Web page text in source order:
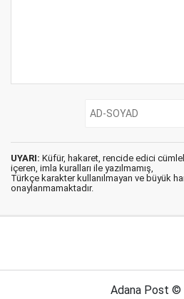
UYARI: Küfür, hakaret, rencide edici
içeren, imla kuralları ile yazılmamış,
Türkçe karakter kullanılmayan ve büyük
onaylanmamaktadır.
Adana Post ©